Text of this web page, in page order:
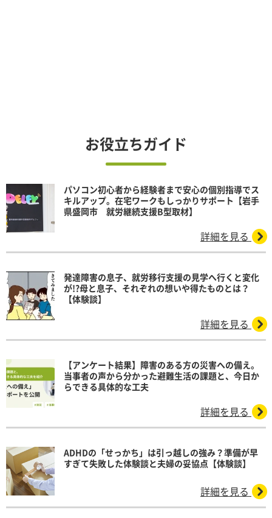
お役立ちガイド
パソコン初心者から経験者まで安心の個別指導でス
キルアップ。在宅ワークもしっかりサポート【岩手
県盛岡市 就労継続支援B型取材】
詳細を見る
発達障害の息子、就労移行支援の見学へ行くと変化
が!?母と息子、それぞれの想いや得たものとは？
【体験談】
詳細を見る
【アンケート結果】障害のある方の災害への備え。
当事者の声から分かった避難生活の課題と、今日か
らできる具体的な工夫
詳細を見る
ADHDの「せっかち」は引っ越しの強み？準備が早
すぎて失敗した体験談と夫婦の妥協点【体験談】
詳細を見る